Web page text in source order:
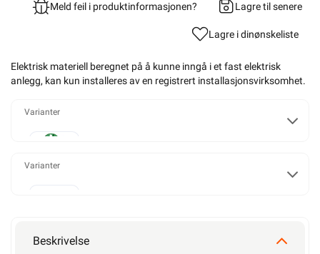
Meld feil i produktinformasjonen? Lagre til senere
Lagre i dinønskeliste
Elektrisk materiell beregnet på å kunne inngå i et fast elektrisk
anlegg, kan kun installeres av en registrert installasjonsvirksomhet.
Varianter
Varianter
Beskrivelse